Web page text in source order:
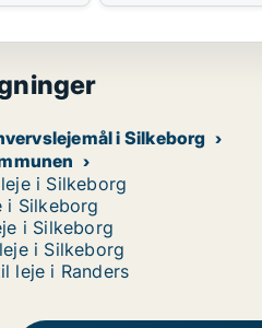
i Silkeborg
i Silkeborg
i Silkeborg
i Silkeborg
i Silkeborg
leje i Randers